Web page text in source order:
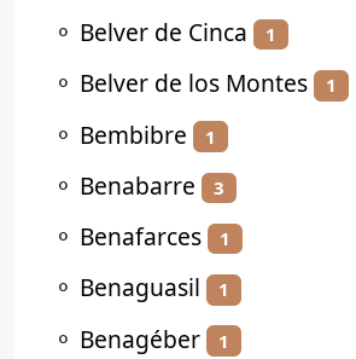
⚬ Belver de Cinca 1
⚬ Belver de los Montes 1
⚬ Bembibre 1
⚬ Benabarre 3
⚬ Benafarces 1
⚬ Benaguasil 1
⚬ Benagéber 1